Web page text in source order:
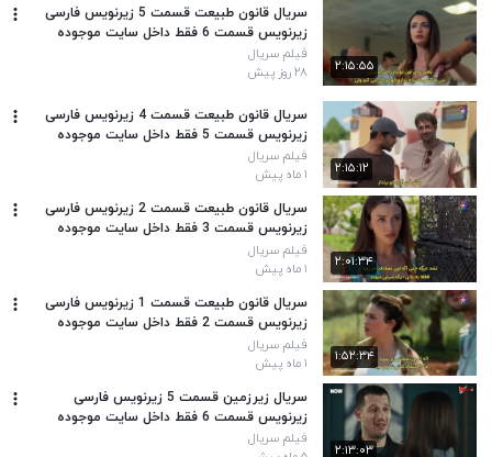
۲:۱۵:۵۵
سریال قانون طبیعت قسمت 5 زیرنویس فارسی
زیرنویس قسمت 6 فقط داخل سایت موجوده
لینک داخل توضیحات برای نمایش روی همین
متن بکوب
فیلم سریال
۲۸ روز پیش
۲:۱۵:۱۲
سریال قانون طبیعت قسمت 4 زیرنویس فارسی
زیرنویس قسمت 5 فقط داخل سایت موجوده
لینک داخل توضیحات برای نمایش روی همین
متن بکوب
فیلم سریال
۱ ماه پیش
۲:۰۱:۳۴
سریال قانون طبیعت قسمت 2 زیرنویس فارسی
زیرنویس قسمت 3 فقط داخل سایت موجوده
لینک داخل توضیحات برای نمایش روی همین
متن بکوب
فیلم سریال
۱ ماه پیش
۱:۵۲:۳۴
سریال قانون طبیعت قسمت 1 زیرنویس فارسی
زیرنویس قسمت 2 فقط داخل سایت موجوده
لینک داخل توضیحات برای نمایش روی همین
متن بکوب
فیلم سریال
۱ ماه پیش
۲:۱۳:۰۳
سریال زیرزمین قسمت 5 زیرنویس فارسی
زیرنویس قسمت 6 فقط داخل سایت موجوده
لینک داخل توضیحات برای نمایش روی همین
فیلم سریال